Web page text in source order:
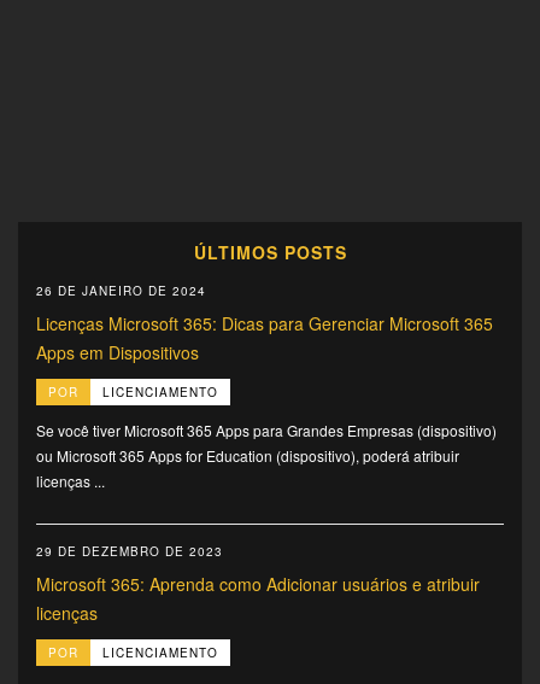
ÚLTIMOS POSTS
26 DE JANEIRO DE 2024
Licenças Microsoft 365: Dicas para Gerenciar Microsoft 365
Apps em Dispositivos
POR LICENCIAMENTO
Se você tiver Microsoft 365 Apps para Grandes Empresas (dispositivo)
ou Microsoft 365 Apps for Education (dispositivo), poderá atribuir
licenças ...
29 DE DEZEMBRO DE 2023
Microsoft 365: Aprenda como Adicionar usuários e atribuir
licenças
POR LICENCIAMENTO